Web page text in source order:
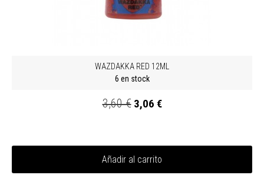
WAZDAKKA RED 12ML
6 en stock
3,60 € 3,06 €
Añadir al carrito